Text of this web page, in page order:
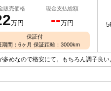
販売価格 現金支払総額
万円 --万円
保証付
期間：6ヶ月 保証距離：3000km
多めなので格安にて。もちろん調子良い